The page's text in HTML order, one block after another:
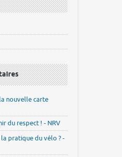
nouvelle carte
du respect ! - NRV
pratique du vélo ? -